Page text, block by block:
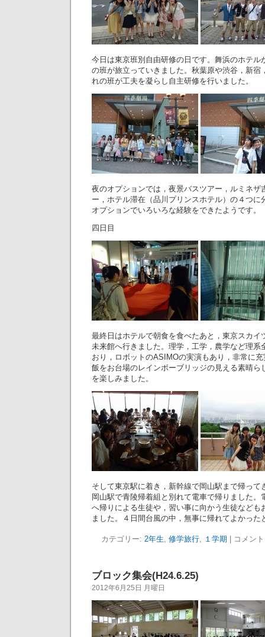
今日は東京班別自由研修の日です。舞浜のホテル
の班が旅立っていきました。秋葉原や渋谷，新宿
れの班が工夫を凝らし自主研修を行いました。
夜のオプションでは，夜景バスツアー，ルミネザ
ー，ホテル滞在（品川プリンスホテル）の４つに
オプションでいろいろな経験をできたようです。
四日目
最終日はホテルで朝食を食べたあと，東京スカイ
未来館へ行きました。理学，工学，農学など理系
おり，ロボットのASIMOの実演もあり，非常に
飯をお台場のレインボーブリッジの見える素晴ら
を楽しみました。
そして東京駅に着き，新幹線で岡山駅まで帰って
岡山駅で青陵帰着組と別れて電車で帰りました。
へ帰りによる生徒や，習い事に向かう生徒なども
ました。４日間台風の中，無事に帰れてよかった
カテゴリー: 2年生, 修学旅行, １学期 コメン
ブロック集会(H24.6.25)
2012年6月25日 月曜日